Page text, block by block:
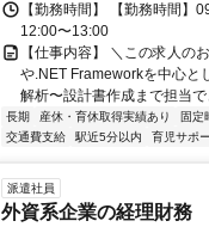
【勤務時間】 【勤務時間】
12:00〜13:00
【仕事内容】 ＼この求人
や.NET Frameworkを中心
解析〜設計書作成まで担当
長期 産休・育休取得実績あり 固定
交通費支給
駅近5分以内 育児サポ
派遣社員
外資系企業の経理財務